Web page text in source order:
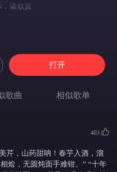
，请欣赏
打开
歌曲 相似歌单
403
芹，山药甜呐！春芋入酒，溜
烩，无圆炖面手难钳。” “十年